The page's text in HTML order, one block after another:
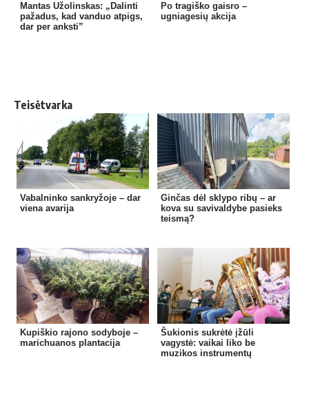
Mantas Užolinskas: „Dalinti
pažadus, kad vanduo atpigs,
dar per anksti”
Po tragiško gaisro –
ugniagesių akcija
Teisėtvarka
Vabalninko sankryžoje – dar
viena avarija
Ginčas dėl sklypo ribų – ar
kova su savivaldybe pasieks
teismą?
Kupiškio rajono sodyboje –
marichuanos plantacija
Šukionis sukrėtė įžūli
vagystė: vaikai liko be
muzikos instrumentų